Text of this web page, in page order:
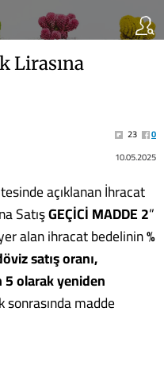
Lirasına
23
0
10.05.2025
açıklanan İhracat
SatışGEÇİCİ MADDE 2”
alan ihracat bedelinin%
satış oranı,
olarak yeniden
madde